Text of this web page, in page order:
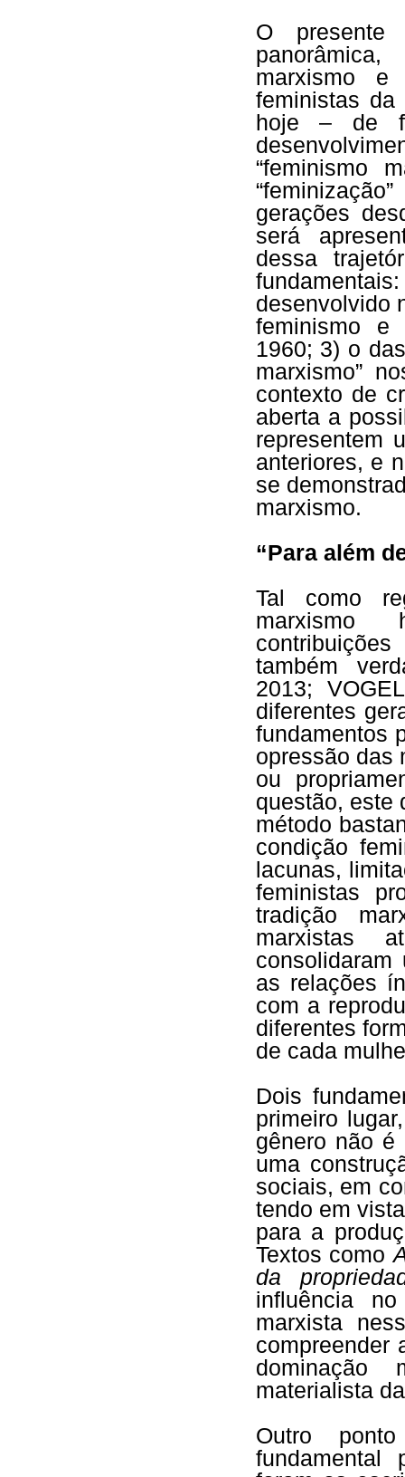
O presente
marxismo e
feministas
hoje – de
“feminismo
gerações
será
dessa
desenvolvido
feminismo e
1960; 3) o
marxismo”
contexto de
aberta a
representem
anteriores, e
se
marxismo.
“Para além
Tal como
marxismo
também
2013;
diferentes
fundamentos
opressão das
ou
questão, este
método
condição
lacunas,
feministas
tradição
marxistas
as relações
com a
diferentes
de cada
Dois
primeiro
gênero não é
uma
sociais, em
tendo em
para a
Textos como
da
influência
marxista
compreender
dominação
materialista
Outro
fundamental